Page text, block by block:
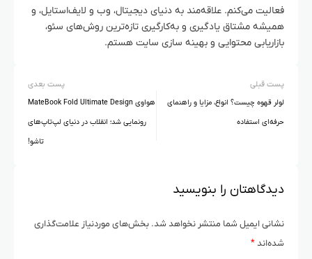
فعالیت می‌کنم. علاقه‌مند به دنیای دیجیتال، وب و لایف‌استایل، و
همیشه مشتاق یادگیری و به‌کارگیری تازه‌ترین روش‌های سئو،
بازاریابی محتوایی و بهینه سازی سایت هستم.
پست قبلی
لولر قهوه چیست؟ انواع، مزایا و راهنمای
حرفه‌ای استفاده
پست بعدی
هواوی MateBook Fold Ultimate Design
رونمایی شد؛ انقلاب در دنیای لپ‌تاپ‌های
تاشو!
دیدگاهتان را بنویسید
نشانی ایمیل شما منتشر نخواهد شد. بخش‌های موردنیاز علامت‌گذاری
شده‌اند*